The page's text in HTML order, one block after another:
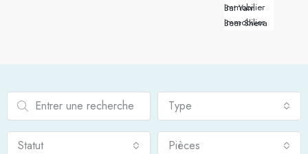
Immobilier Bat Yam
Immobilier Beer Sheva
Type
Statut Pièces